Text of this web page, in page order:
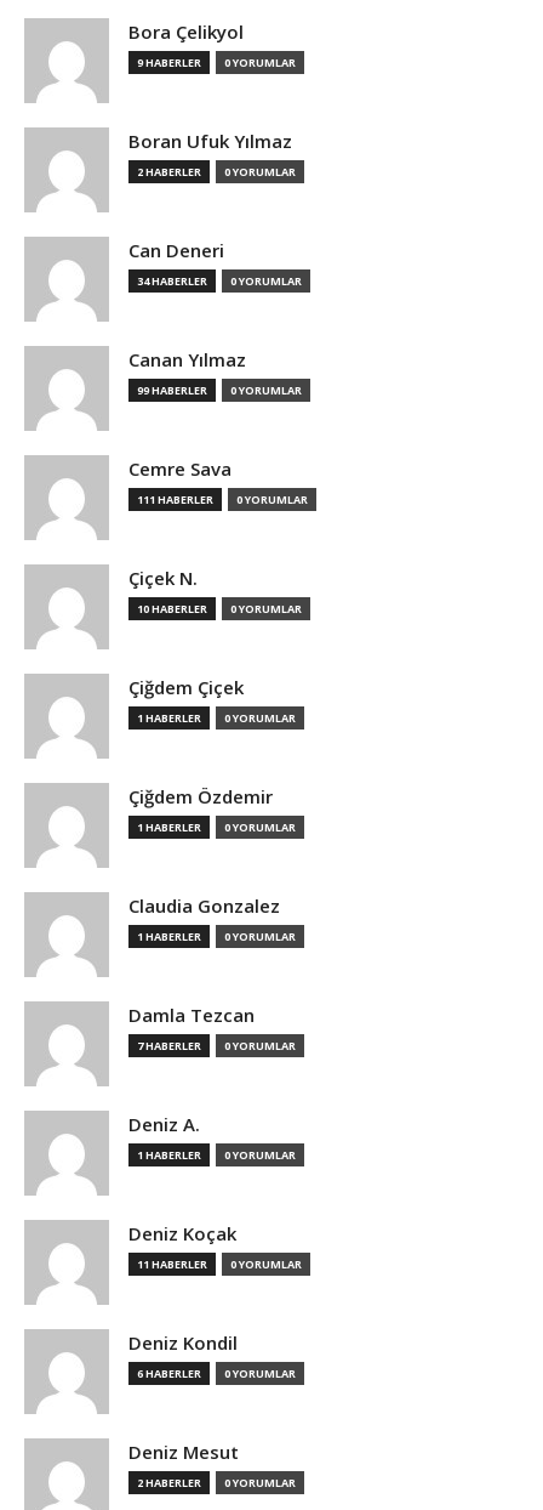
Bora Çelikyol
9 HABERLER 0 YORUMLAR
Boran Ufuk Yılmaz
2 HABERLER 0 YORUMLAR
Can Deneri
34 HABERLER 0 YORUMLAR
Canan Yılmaz
99 HABERLER 0 YORUMLAR
Cemre Sava
111 HABERLER 0 YORUMLAR
Çiçek N.
10 HABERLER 0 YORUMLAR
Çiğdem Çiçek
1 HABERLER 0 YORUMLAR
Çiğdem Özdemir
1 HABERLER 0 YORUMLAR
Claudia Gonzalez
1 HABERLER 0 YORUMLAR
Damla Tezcan
7 HABERLER 0 YORUMLAR
Deniz A.
1 HABERLER 0 YORUMLAR
Deniz Koçak
11 HABERLER 0 YORUMLAR
Deniz Kondil
6 HABERLER 0 YORUMLAR
Deniz Mesut
2 HABERLER 0 YORUMLAR